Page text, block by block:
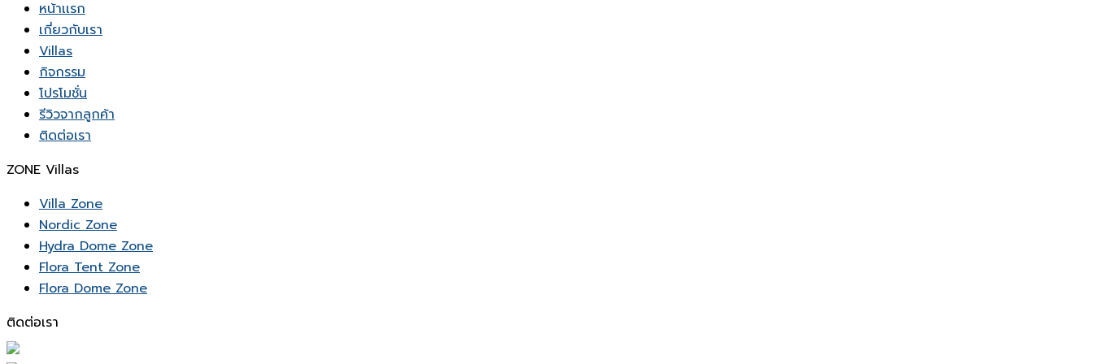
หน้าเเรก
เกี่ยวกับเรา
Villas
กิจกรรม
โปรโมชั่น
รีวิวจากลูกค้า
ติดต่อเรา
ZONE Villas
Villa Zone
Nordic Zone
Hydra Dome Zone
Flora Tent Zone
Flora Dome Zone
ติดต่อเรา